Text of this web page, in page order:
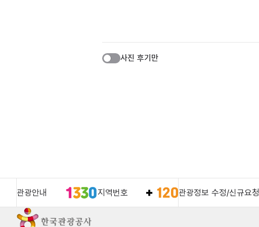
사진 후기만
관광안내 지역번호 관광정보 수정/신규요청